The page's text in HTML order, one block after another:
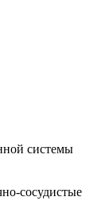
системы
сосудистые